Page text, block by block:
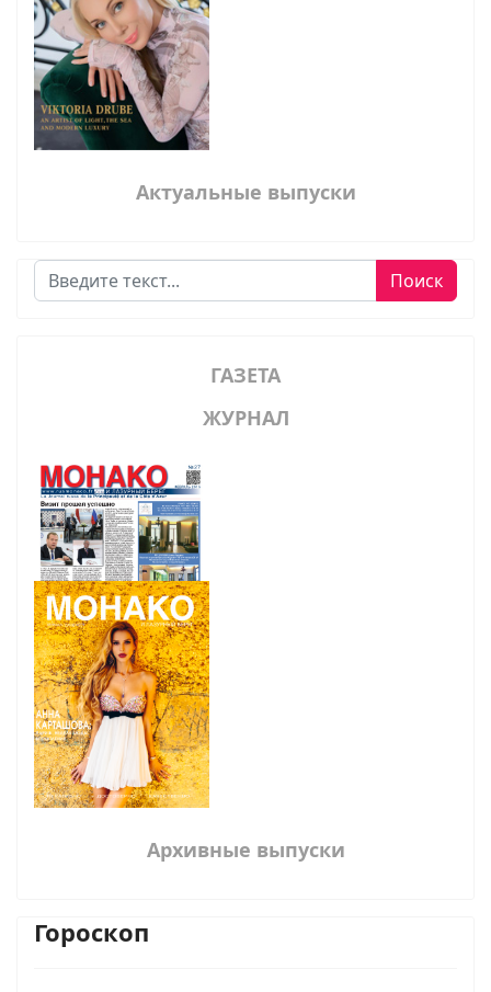
Актуальные выпуски
Поиск Поиск
ГАЗЕТА
ЖУРНАЛ
Архивные выпуски
Гороскоп